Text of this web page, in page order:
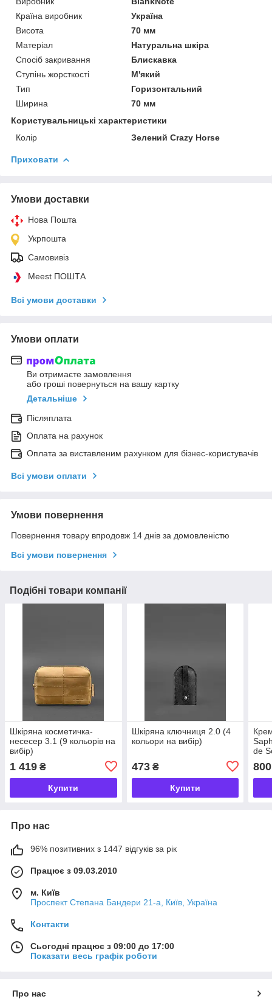
Країна виробник
Україна
Висота
70 мм
Матеріал
Натуральна шкіра
Спосіб закривання
Блискавка
Ступінь жорсткості
М'який
Тип
Горизонтальний
Ширина
70 мм
Користувальницькі характеристики
Колір
Зелений Crazy Horse
Приховати
Умови доставки
Нова Пошта
Укрпошта
Самовивіз
Meest ПОШТА
Всі умови доставки
Умови оплати
Ви отримаєте замовлення
або гроші повернуться на вашу картку
Детальніше
Післяплата
Оплата на рахунок
Оплата за виставленим рахунком для бізнес-користувачів
Всі умови оплати
Умови повернення
Повернення товару впродовж 14 днів за домовленістю
Всі умови повернення
Подібні товари компанії
Шкіряна косметичка-
несесер 3.1 (9 кольорів на
вибір)
1 419 ₴
Купити
Шкіряна ключниця 2.0 (4
кольори на вибір)
473₴
Купити
de
800
Про нас
96% позитивних з 1447 відгуків за рік
Працює з 09.03.2010
м. Київ
Проспект Степана Бандери 21-а, Київ, Україна
Контакти
Сьогодні працює з 09:00 до 17:00
Показати весь графік роботи
Про нас